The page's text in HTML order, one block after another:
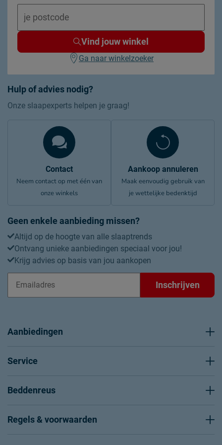
Materiaal MDF
Goed om te weten
Onderhoud
afnemen met een vochtig
doekje
2 jaar garantie volgens CBW
Montage
montage niet inbegrepen
Hulp of advies nodig?
Onze slaapexperts helpen je graag!
Contact
Neem contact op met één van
onze winkels
Aankoop annuleren
Maak eenvoudig gebruik van
je wettelijke bedenktijd
Geen enkele aanbieding missen?
Altijd op de hoogte van alle slaaptrends
Ontvang unieke aanbiedingen speciaal voor jou!
Krijg advies op basis van jou aankopen
Inschrijven
Vind jouw winkel
Ga naar winkelzoeker
Aanbiedingen
Service
Beddenreus
Regels & voorwaarden